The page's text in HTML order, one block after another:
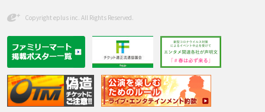
Copyright eplus inc. All Rights Reserved.